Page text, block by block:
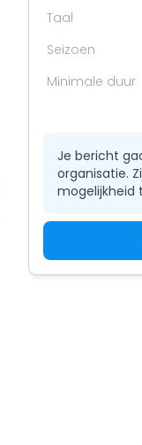
Taal
Seizoen
Minimale duur
Je bericht
organisatie.
mogelijkheid